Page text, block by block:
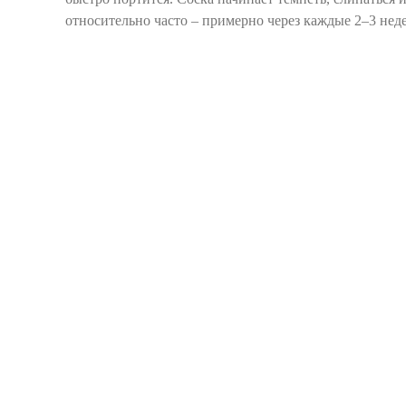
относительно часто – примерно через каждые 2–3